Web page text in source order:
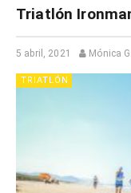
Triatlón
5 abril, 2021 Mónica
TRIATLÓN